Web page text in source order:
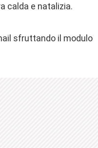
calda e natalizia.
sfruttando il modulo